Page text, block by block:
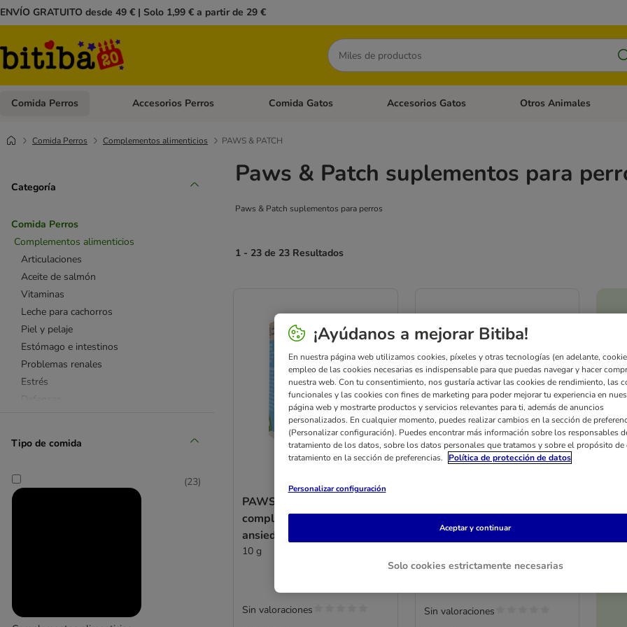
ENVÍO GRATUITO desde 49 € | Solo 1,99 € a partir de 29 €
Buscar
Comida Perros Menú de categoria abierto: Comida Perros
Accesorios Perros Menú de categoria abierto: Accesorios Perros
Comida Gatos Menú de categoria abierto: Comida Gatos
Accesorios Gatos Menú de categoria abierto:
Otros Animales
Comida Perros Complementos alimenticios PAWS & PATCH
Categoría
Comida Perros
Complementos alimenticios
Articulaciones
Aceite de salmón
Vitaminas
Leche para cachorros
Piel y pelaje
Estómago e intestinos
Problemas renales
Estrés
beaphar
Tipo de comida
(23)
Paws & Patch suplementos para
Paws & Patch suplementos para perros
1 - 23 de 23 Resultados
PAWS & PATCH
complemento para la
ansiedad
10 g
Sin valoraciones Sin valoraciones
¡Ayúdanos a mejorar Bitiba!
En nuestra página web utilizamos cookies, píxeles y otras tecnologías (en adelante,
empleo de las cookies necesarias es indispensable para que puedas navegar y hacer
nuestra web. Con tu consentimiento, nos gustaría activar las cookies de rendimiento, las
funcionales y las cookies con fines de marketing para poder mejorar tu experiencia en
página web y mostrarte productos y servicios relevantes para ti, además de anuncios
personalizados. En cualquier momento, puedes realizar cambios en la sección de
(Personalizar configuración). Puedes encontrar más información sobre los responsables
tratamiento de los datos, sobre los datos personales que tratamos y sobre el propósito de
tratamiento en la sección de preferencias.
Política de protección de datos
Personalizar configuración
Solo cookies estrictamente necesarias
Aceptar y continuar